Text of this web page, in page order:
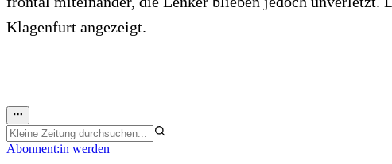
Klagenfurt angezeigt.
Abonnent:in werden